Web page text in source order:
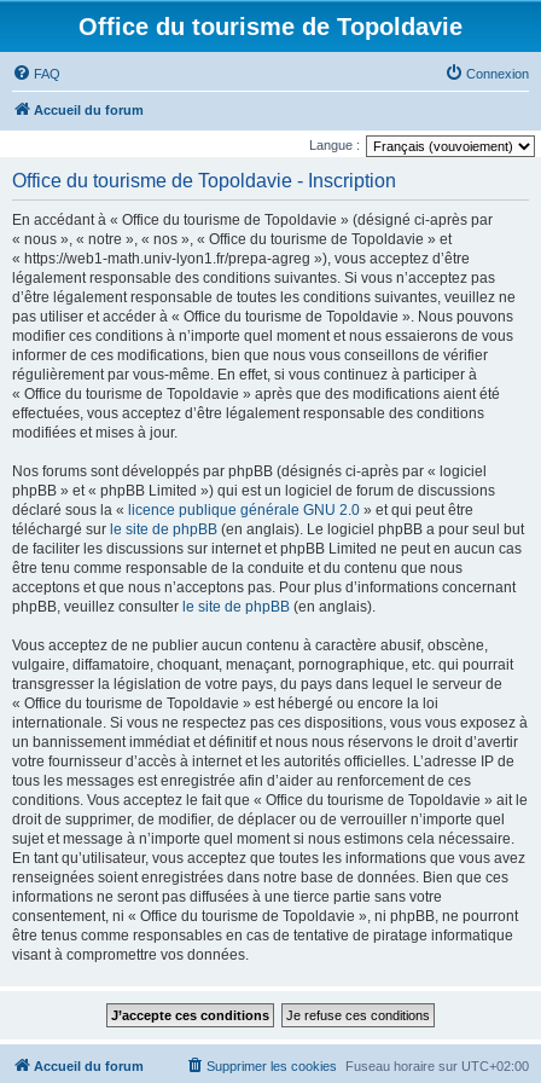
Office du tourisme de Topoldavie
FAQ Connexion
Accueil du forum
Langue :
Office du tourisme de Topoldavie - Inscription
En accédant à « Office du tourisme de Topoldavie » (désigné ci-après par
« nous », « notre », « nos », « Office du tourisme de Topoldavie » et
« https://web1-math.univ-lyon1.fr/prepa-agreg »), vous acceptez d’être
légalement responsable des conditions suivantes. Si vous n’acceptez pas
d’être légalement responsable de toutes les conditions suivantes, veuillez ne
pas utiliser et accéder à « Office du tourisme de Topoldavie ». Nous pouvons
modifier ces conditions à n’importe quel moment et nous essaierons de vous
informer de ces modifications, bien que nous vous conseillons de vérifier
régulièrement par vous-même. En effet, si vous continuez à participer à
« Office du tourisme de Topoldavie » après que des modifications aient été
effectuées, vous acceptez d’être légalement responsable des conditions
modifiées et mises à jour.
Nos forums sont développés par phpBB (désignés ci-après par « logiciel
phpBB » et « phpBB Limited ») qui est un logiciel de forum de discussions
déclaré sous la « licence publique générale GNU 2.0 » et qui peut être
téléchargé sur le site de phpBB (en anglais). Le logiciel phpBB a pour seul but
de faciliter les discussions sur internet et phpBB Limited ne peut en aucun cas
être tenu comme responsable de la conduite et du contenu que nous
acceptons et que nous n’acceptons pas. Pour plus d’informations concernant
phpBB, veuillez consulter le site de phpBB (en anglais).
Vous acceptez de ne publier aucun contenu à caractère abusif, obscène,
vulgaire, diffamatoire, choquant, menaçant, pornographique, etc. qui pourrait
transgresser la législation de votre pays, du pays dans lequel le serveur de
« Office du tourisme de Topoldavie » est hébergé ou encore la loi
internationale. Si vous ne respectez pas ces dispositions, vous vous exposez à
un bannissement immédiat et définitif et nous nous réservons le droit d’avertir
votre fournisseur d’accès à internet et les autorités officielles. L’adresse IP de
tous les messages est enregistrée afin d’aider au renforcement de ces
conditions. Vous acceptez le fait que « Office du tourisme de Topoldavie » ait le
droit de supprimer, de modifier, de déplacer ou de verrouiller n’importe quel
sujet et message à n’importe quel moment si nous estimons cela nécessaire.
En tant qu’utilisateur, vous acceptez que toutes les informations que vous avez
renseignées soient enregistrées dans notre base de données. Bien que ces
informations ne seront pas diffusées à une tierce partie sans votre
consentement, ni « Office du tourisme de Topoldavie », ni phpBB, ne pourront
être tenus comme responsables en cas de tentative de piratage informatique
visant à compromettre vos données.
Accueil du forum Fuseau horaire sur UTC+02:00
Supprimer les cookies